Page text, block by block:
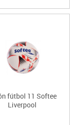
fútbol 11 Softee
Liverpool